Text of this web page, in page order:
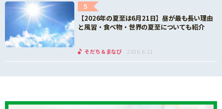
5
【2026年の夏至は6月21日】昼が最も長い理由
と風習・食べ物・世界の夏至についても紹介
そだち＆まなび 2026.6.11